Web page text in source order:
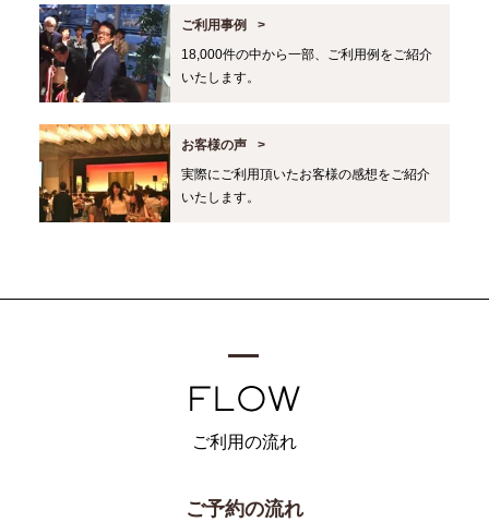
ご利用事例
18,000件の中から一部、ご利用例をご紹介
いたします。
お客様の声
実際にご利用頂いたお客様の感想をご紹介
いたします。
ご利用の流れ
ご予約の流れ